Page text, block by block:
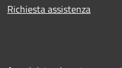
Richiesta assistenza